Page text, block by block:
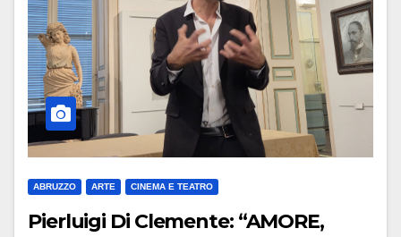
ABRUZZO ARTE CINEMA E TEATRO
Pierluigi Di Clemente: “AMORE,